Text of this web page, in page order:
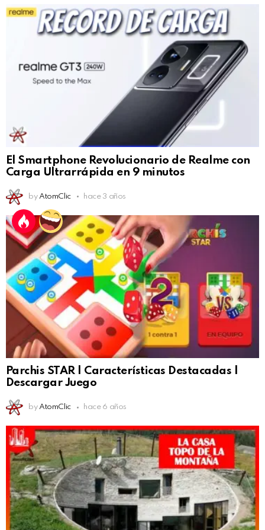
El Smartphone Revolucionario de Realme con
Carga Ultrarrápida en 9 minutos
by AtomClic hace 3 años
Parchis STAR | Características Destacadas |
Descargar Juego
by AtomClic hace 6 años